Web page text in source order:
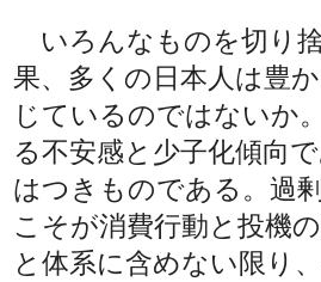
いろんなものを切り
果、多くの日本人は豊
じているのではないか
る不安感と少子化傾向
はつきものである。過
こそが消費行動と投機
と体系に含めない限り